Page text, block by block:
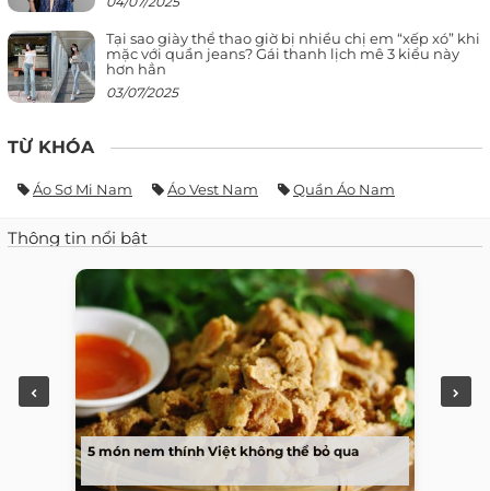
Tại sao giày thể thao giờ bị nhiều chị em “xếp xó” khi
mặc với quần jeans? Gái thanh lịch mê 3 kiểu này
hơn hẳn
03/07/2025
TỪ KHÓA
Áo Sơ Mi Nam Áo Vest Nam Quần Áo Nam
Thông tin nổi bật
5 món nem thính Việt không thể bỏ qua